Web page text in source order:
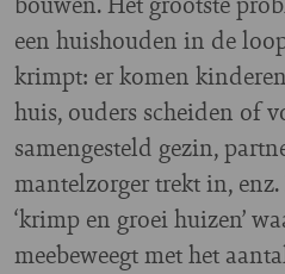
een huishouden in de
krimpt: er komen
huis, ouders scheiden of
samengesteld gezin,
mantelzorger trekt in, enz.
‘krimp en groei huizen’
meebeweegt met het